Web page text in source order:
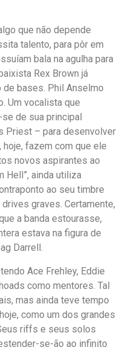
que não depende
talento, para pôr em
bala na agulha para
Rex Brown já
de bases. Phil Anselmo
Um vocalista que
de sua principal
Priest – para desenvolver
fazem com que ele
novos aspirantes ao
Hell”, ainda utiliza
ao seu timbre
graves. Certamente,
a banda estourasse,
estava na figura de
Darrell.
Ace Frehley, Eddie
como mentores. Tal
mas ainda teve tempo
como um dos grandes
riffs e seus solos
se-ão ao infinito